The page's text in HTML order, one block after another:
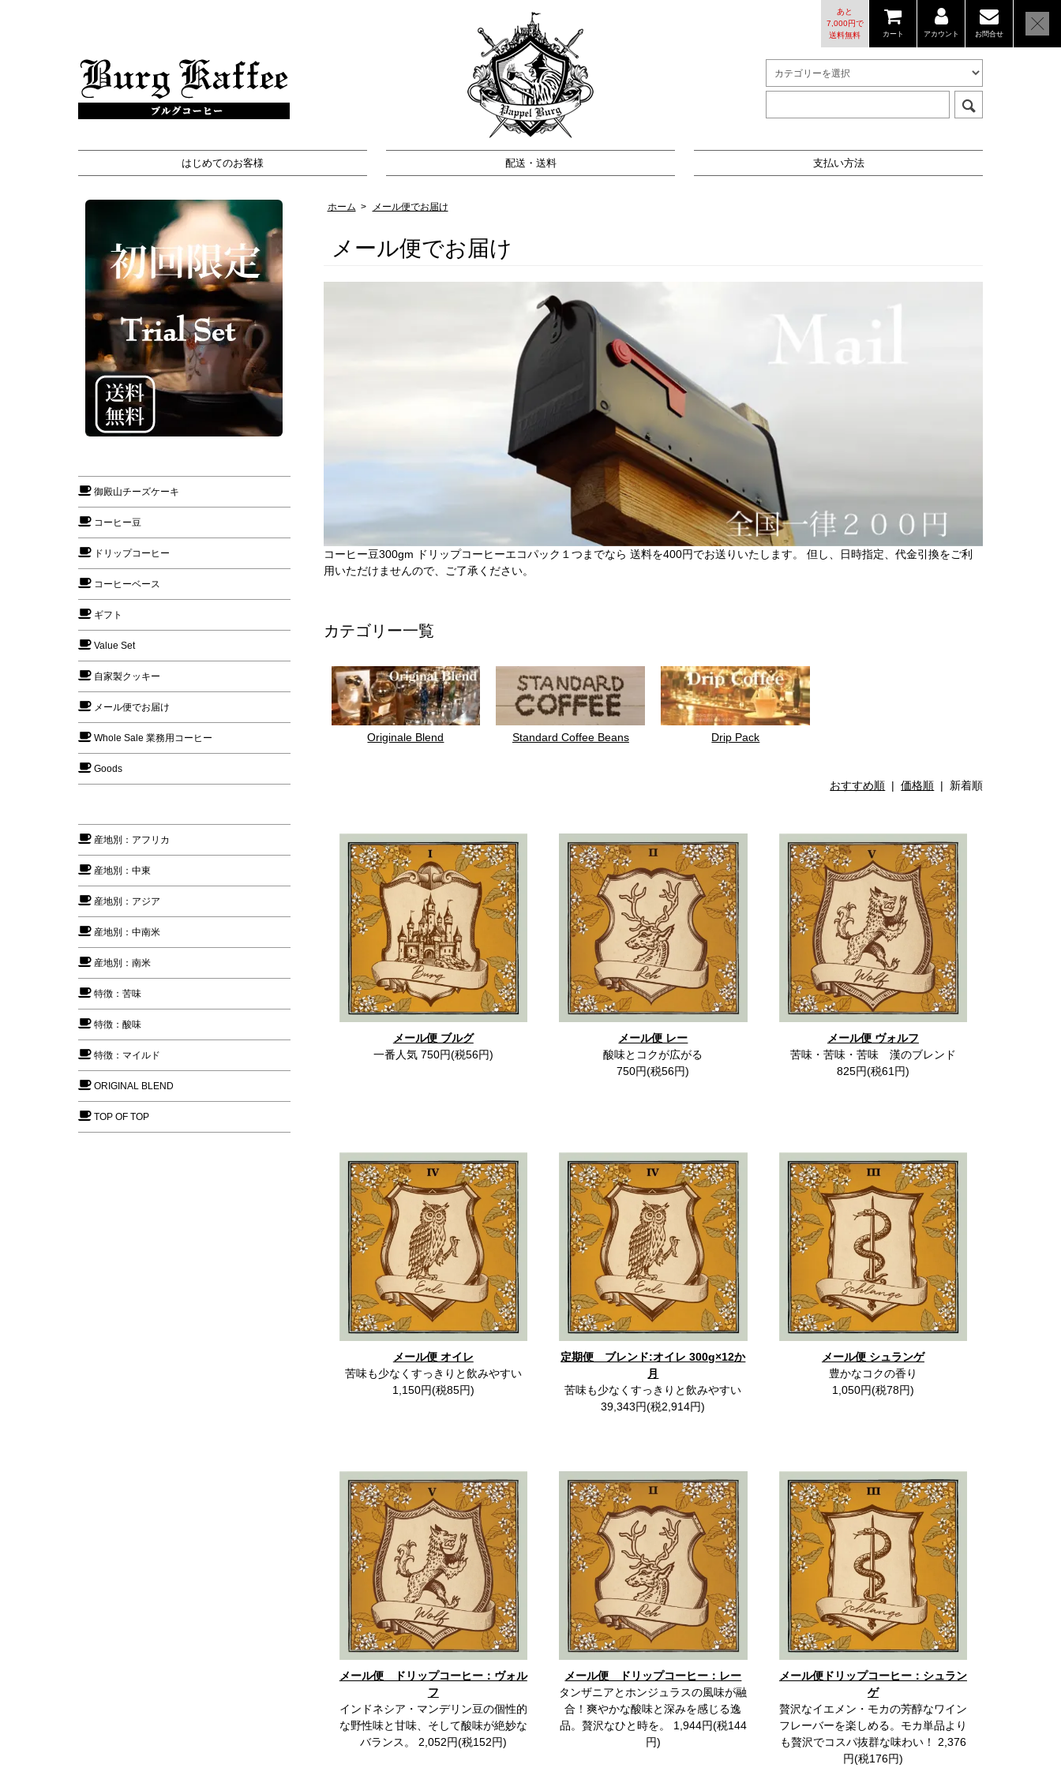
u
g
はじめてのお客様 配送・送料 支払い方法
あと
7,000円で
送料無料
カート アカウント お問合せ
ホーム > メール便でお届け
メール便でお届け
コーヒー豆300gm ドリップコーヒーエコパック１つまでなら 送料を400円でお送りいたします。 但し、日時指定、代金引換をご利
用いただけませんので、ご了承ください。
カテゴリー一覧
Originale Blend Standard Coffee Beans Drip Pack
おすすめ順 |価格順 | 新着順
メール便 ブルグ
一番人気 750円(税56円)
メール便 レー
酸味とコクが広がる
750円(税56円)
メール便 ヴォルフ
苦味・苦味・苦味 漢のブレンド
825円(税61円)
メール便 オイレ
苦味も少なくすっきりと飲みやすい
1,150円(税85円)
定期便 ブレンド:オイレ 300g×12か
月
苦味も少なくすっきりと飲みやすい
39,343円(税2,914円)
メール便 シュランゲ
豊かなコクの香り
1,050円(税78円)
メール便 ドリップコーヒー：ヴォル
フ
インドネシア・マンデリン豆の個性的
な野性味と甘味、そして酸味が絶妙な
バランス。 2,052円(税152円)
メール便 ドリップコーヒー：レー
タンザニアとホンジュラスの風味が融
合！爽やかな酸味と深みを感じる逸
品。贅沢なひと時を。 1,944円(税144
円)
メール便ドリップコーヒー：シュラン
ゲ
贅沢なイエメン・モカの芳醇なワイン
フレーバーを楽しめる。モカ単品より
も贅沢でコスパ抜群な味わい！ 2,376
円(税176円)
御殿山チーズケーキ
コーヒー豆
ドリップコーヒー
コーヒーベース
ギフト
Value Set
自家製クッキー
メール便でお届け
Whole Sale 業務用コーヒー
Goods
産地別：アフリカ
産地別：中東
産地別：アジア
産地別：中南米
産地別：南米
特徴：苦味
特徴：酸味
特徴：マイルド
ORIGINAL BLEND
TOP OF TOP